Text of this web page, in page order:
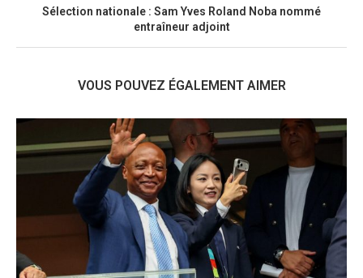
Sélection nationale : Sam Yves Roland Noba nommé
entraîneur adjoint
VOUS POUVEZ ÉGALEMENT AIMER